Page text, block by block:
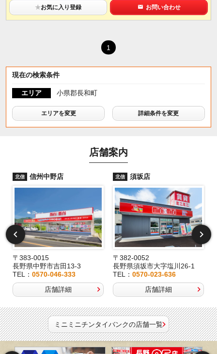
★お気に入り登録 お問い合わせ
1
現在の検索条件
エリア 小県郡長和町
エリアを変更 詳細条件を変更
店舗案内
北信 信州中野店
〒383-0015
長野県中野市吉田13-3
TEL： 0570-046-333
店舗詳細
北信 須坂店
〒382-0052
長野県須坂市大字塩川26-1
TEL：0570-023-636
店舗詳細
ミニミニチンタイバンクの店舗一覧